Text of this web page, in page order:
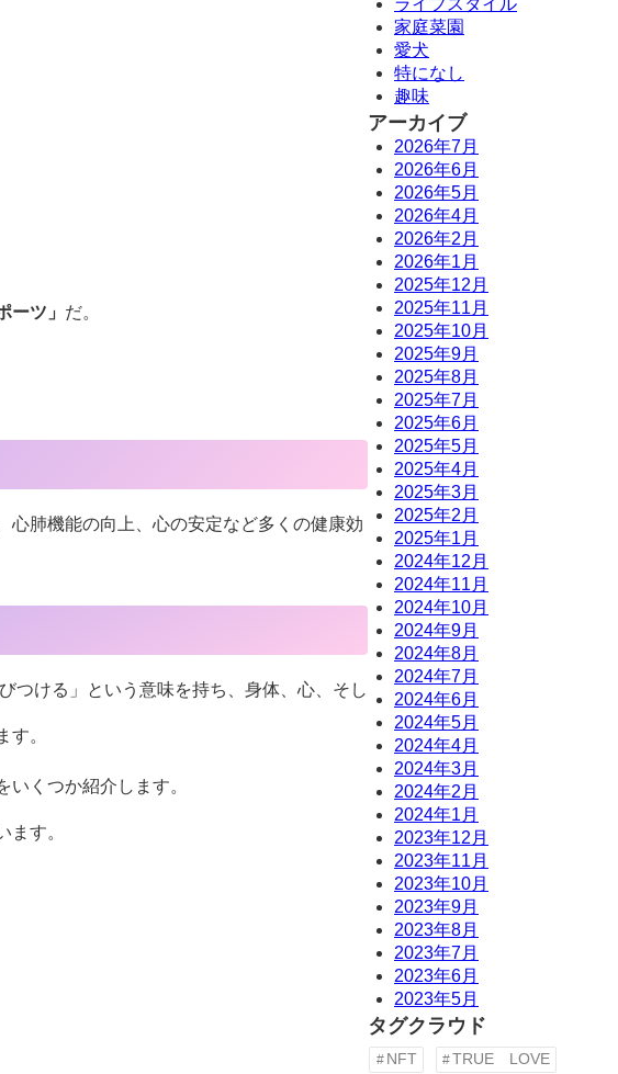
ーツ」 だ。
心肺機能の向上、心の安定など多くの健康効
つける」という意味を持ち、身体、心、そし
。
くつか紹介します。
す。
家庭菜園
愛犬
特になし
趣味
アーカイブ
2026年7月
2026年6月
2026年5月
2026年4月
2026年2月
2026年1月
2025年12月
2025年11月
2025年10月
2025年9月
2025年8月
2025年7月
2025年6月
2025年5月
2025年4月
2025年3月
2025年2月
2025年1月
2024年12月
2024年11月
2024年10月
2024年9月
2024年8月
2024年7月
2024年6月
2024年5月
2024年4月
2024年3月
2024年2月
2024年1月
2023年12月
2023年11月
2023年10月
2023年9月
2023年8月
2023年7月
2023年6月
2023年5月
タグクラウド
NFT
TRUE LOVE